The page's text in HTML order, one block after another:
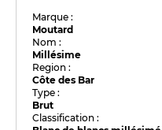
Marque :
Moutard
Nom :
Millésime
Region :
Côte des Bar
Type :
Brut
Classification :